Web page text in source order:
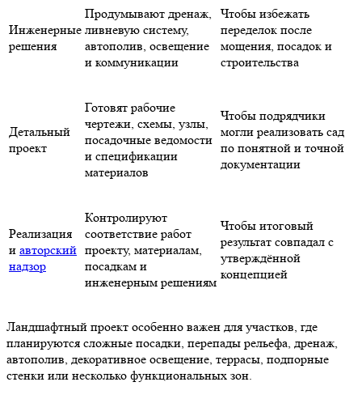
Инженерные
решения
Продумывают дренаж,
ливневую систему,
автополив, освещение
и коммуникации
Чтобы избежать
переделок после
мощения, посадок и
строительства
Детальный
проект
Готовят рабочие
чертежи, схемы, узлы,
посадочные ведомости
и спецификации
материалов
Чтобы подрядчики
могли реализовать сад
по понятной и точной
документации
Реализация
и авторский
надзор
Контролируют
соответствие работ
проекту, материалам,
посадкам и
инженерным решениям
Чтобы итоговый
результат совпадал с
утверждённой
концепцией
Ландшафтный проект особенно важен для участков, где
планируются сложные посадки, перепады рельефа, дренаж,
автополив, декоративное освещение, террасы, подпорные
стенки или несколько функциональных зон.